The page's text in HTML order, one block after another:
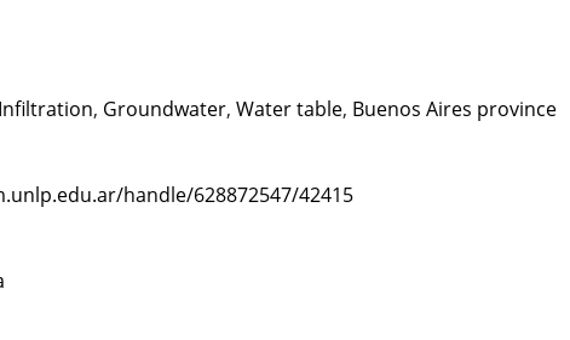
Infiltration, Groundwater, Water table, Buenos Aires province
handle/628872547/42415